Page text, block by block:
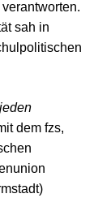
sah in
dem fzs,